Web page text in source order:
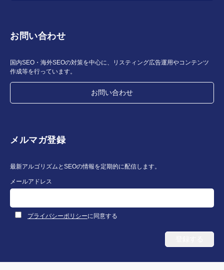
お問い合わせ
国内SEO・海外SEOの対策を中心に、リスティング広告運用やコンテンツ
作成等を行っています。
お問い合わせ
メルマガ登録
最新アルゴリズムとSEOの情報を定期的に配信します。
メールアドレス
プライバシーポリシーに同意する